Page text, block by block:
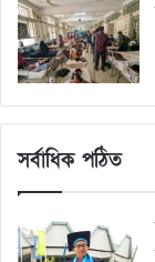
সর্বাধিক পঠিত